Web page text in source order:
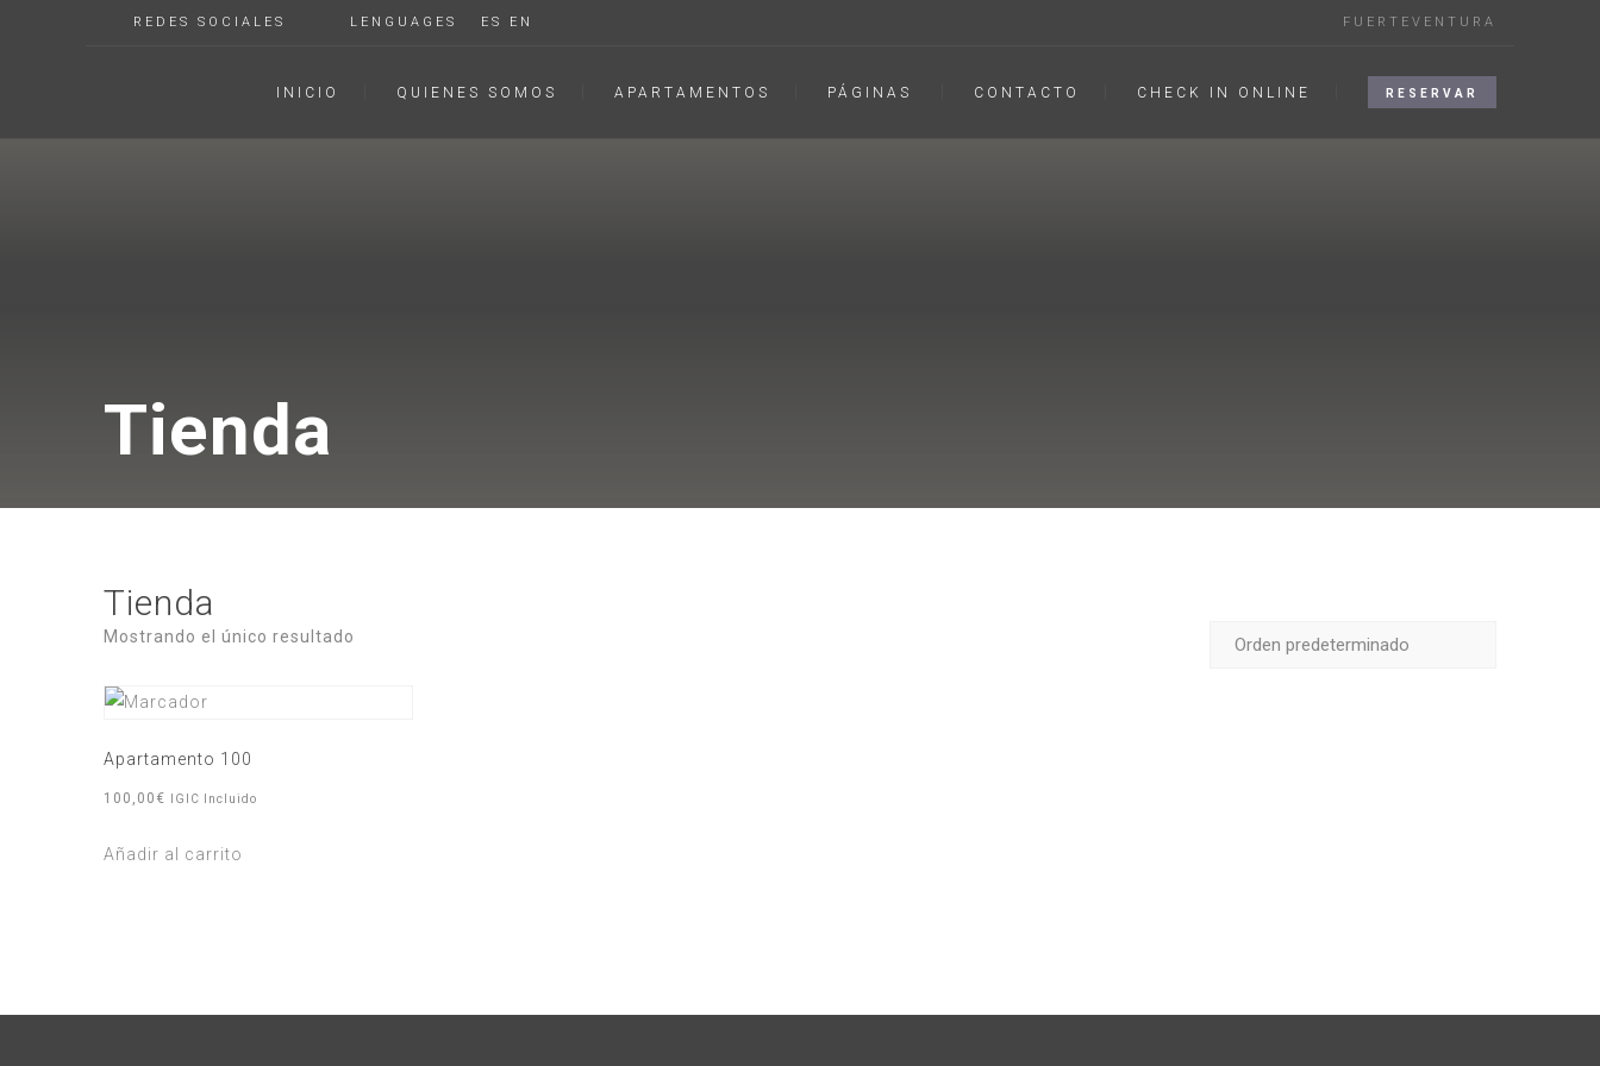
REDES SOCIALES LENGUAGES ES EN FUERTEVENTURA
INICIO QUIENES SOMOS APARTAMENTOS PÁGINAS CONTACTO CHECK IN ONLINE RESERVAR
Tienda
Tienda
Mostrando el único resultado
Apartamento 100
100,00 € IGIC Incluido
Añadir al carrito